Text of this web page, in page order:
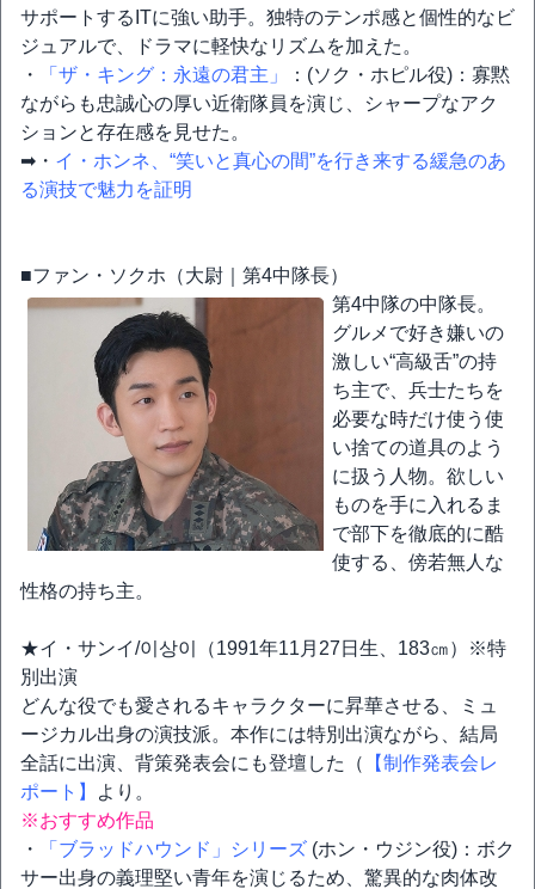
サポートするITに強い助手。独特のテンポ感と個性的なビ
ジュアルで、ドラマに軽快なリズムを加えた。
・
「ザ・キング：永遠の君主」
：(ソク・ホピル役)：寡黙
ながらも忠誠心の厚い近衛隊員を演じ、シャープなアク
ションと存在感を見せた。
➡・ イ・ホンネ、“笑いと真心の間”を行き来する緩急のあ
る演技で魅力を証明
■ファン・ソクホ（大尉｜第4中隊長）
第4中隊の中隊長。
グルメで好き嫌いの
激しい“高級舌”の持
ち主で、兵士たちを
必要な時だけ使う使
い捨ての道具のよう
に扱う人物。欲しい
ものを手に入れるま
で部下を徹底的に酷
使する、傍若無人な
性格の持ち主。
★イ・サンイ/이상이（1991年11月27日生、183㎝）※特
別出演
どんな役でも愛されるキャラクターに昇華させる、ミュ
ージカル出身の演技派。本作には特別出演ながら、結局
全話に出演、背策発表会にも登壇した（
【制作発表会レ
ポート】
より。
※おすすめ作品
・
「ブラッドハウンド」シリーズ (ホン・ウジン役)：ボク
サー出身の義理堅い青年を演じるため、驚異的な肉体改